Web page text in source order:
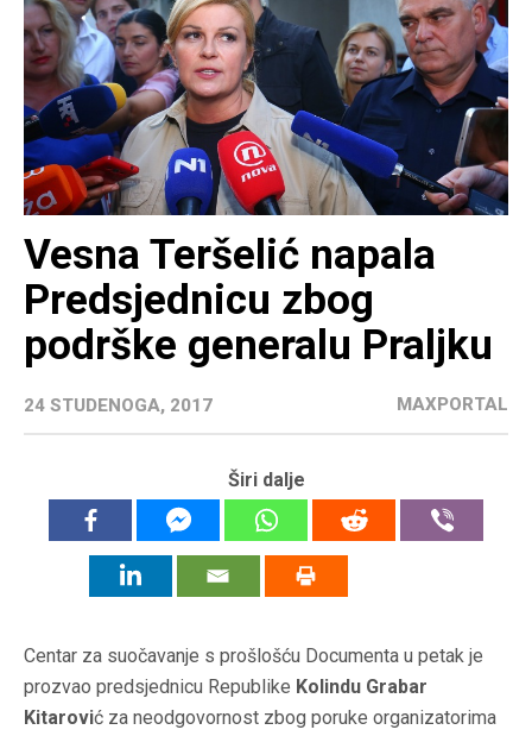
Vesna Teršelić napala
Predsjednicu zbog
podrške generalu Praljku
24 STUDENOGA, 2017 MAXPORTAL
Širi dalje
Centar za suočavanje s prošlošću Documenta u petak je
prozvao predsjednicu Republike Kolindu Grabar
Kitarović za neodgovornost zbog poruke organizatorima